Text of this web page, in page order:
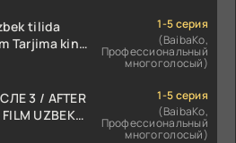
tilida
Tarjima kino
1-5 серия
(BaibaKo,
Профессиональный
многоголосый)
3 / AFTER
UZBEK
FILM
1-5 серия
(BaibaKo,
Профессиональный
многоголосый)